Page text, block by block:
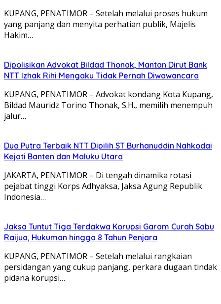
KUPANG, PENATIMOR – Setelah melalui proses hukum
yang panjang dan menyita perhatian publik, Majelis
Hakim…
Dipolisikan Advokat Bildad Thonak, Mantan Dirut Bank
NTT Izhak Rihi Mengaku Tidak Pernah Diwawancara
KUPANG, PENATIMOR – Advokat kondang Kota Kupang,
Bildad Mauridz Torino Thonak, S.H., memilih menempuh
jalur…
Dua Putra Terbaik NTT Dipilih ST Burhanuddin Nahkodai
Kejati Banten dan Maluku Utara
JAKARTA, PENATIMOR – Di tengah dinamika rotasi
pejabat tinggi Korps Adhyaksa, Jaksa Agung Republik
Indonesia…
Jaksa Tuntut Tiga Terdakwa Korupsi Garam Curah Sabu
Raijua, Hukuman hingga 8 Tahun Penjara
KUPANG, PENATIMOR – Setelah melalui rangkaian
persidangan yang cukup panjang, perkara dugaan tindak
pidana korupsi…